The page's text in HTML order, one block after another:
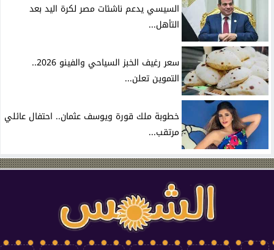
السيسي يدعم ناشئات مصر لكرة اليد بعد
التأهل...
سعر رغيف الخبز السياحي والفينو 2026..
التموين تعلن...
خطوبة ملك قورة ويوسف عثمان.. احتفال عائلي
مرتقب...